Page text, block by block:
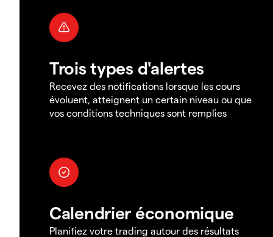
Trois types d'alertes
Recevez des notifications lorsque les cours
évoluent, atteignent un certain niveau ou que
vos conditions techniques sont remplies
Calendrier économique
Planifiez votre trading autour des résultats